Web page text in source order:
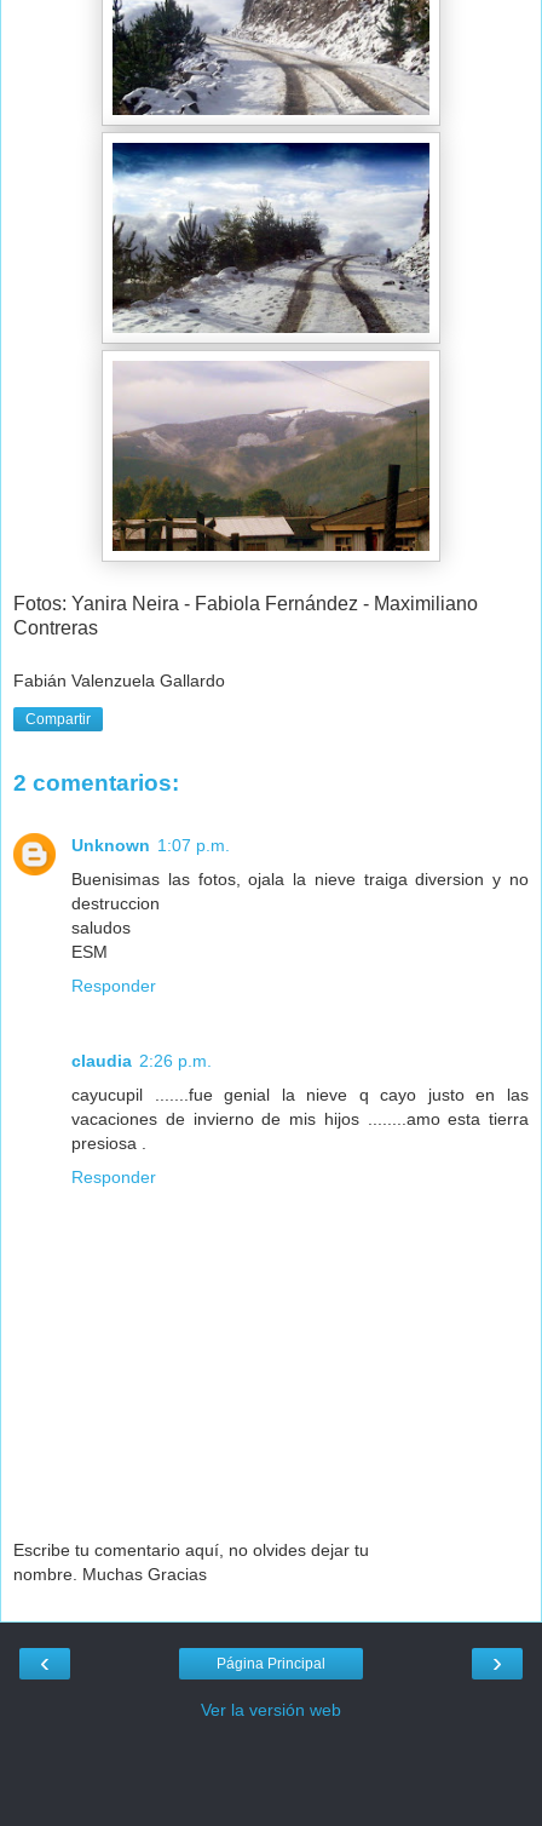
Fotos: Yanira Neira - Fabiola Fernández - Maximiliano
Contreras
Fabián Valenzuela Gallardo
Compartir
2 comentarios:
Unknown 1:07 p.m.
Buenisimas las fotos, ojala la nieve traiga diversion y no
destruccion
saludos
ESM
Responder
claudia 2:26 p.m.
cayucupil .......fue genial la nieve q cayo justo en las
vacaciones de invierno de mis hijos ........amo esta tierra
presiosa .
Responder
Escribe tu comentario aquí, no olvides dejar tu
nombre. Muchas Gracias
‹ ›
Página Principal
Ver la versión web